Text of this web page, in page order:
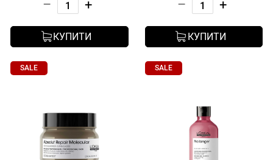
– +
КУПИТИ
– +
КУПИТИ
SALE SALE